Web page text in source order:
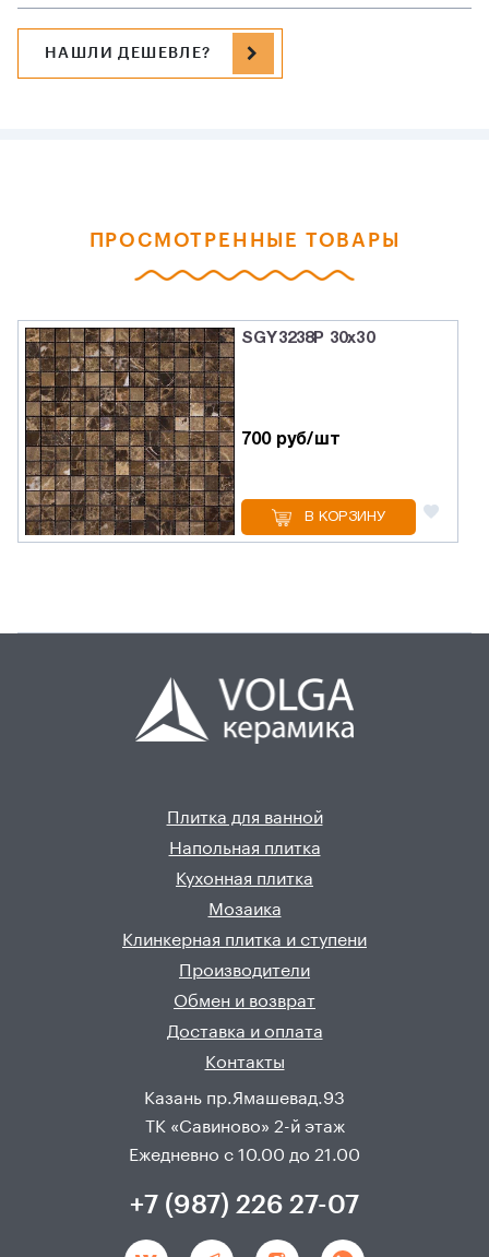
НАШЛИ ДЕШЕВЛЕ?
ПРОСМОТРЕННЫЕ ТОВАРЫ
SGY3238P 30х30
700 руб/шт
В КОРЗИНУ
Плитка для ванной
Напольная плитка
Кухонная плитка
Мозаика
Клинкерная плитка и ступени
Производители
Обмен и возврат
Доставка и оплата
Контакты
Казань пр.Ямашевад.93
ТК «Савиново» 2-й этаж
Ежедневно с 10.00 до 21.00
+7 (987) 226 27-07